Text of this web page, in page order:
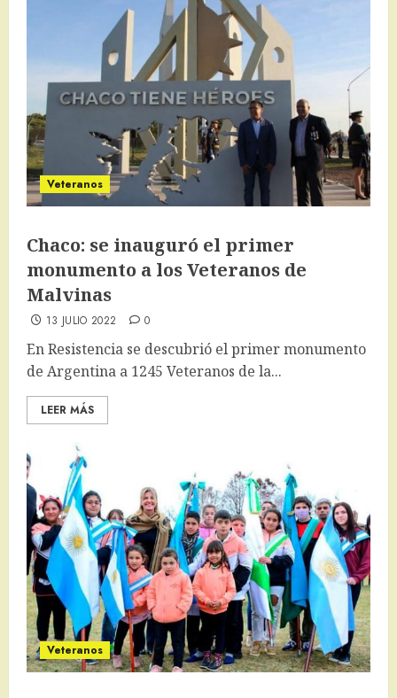
Veteranos
Chaco: se inauguró el primer
monumento a los Veteranos de
Malvinas
13 JULIO 2022 0
En Resistencia se descubrió el primer monumento
de Argentina a 1245 Veteranos de la...
LEER MÁS
Veteranos